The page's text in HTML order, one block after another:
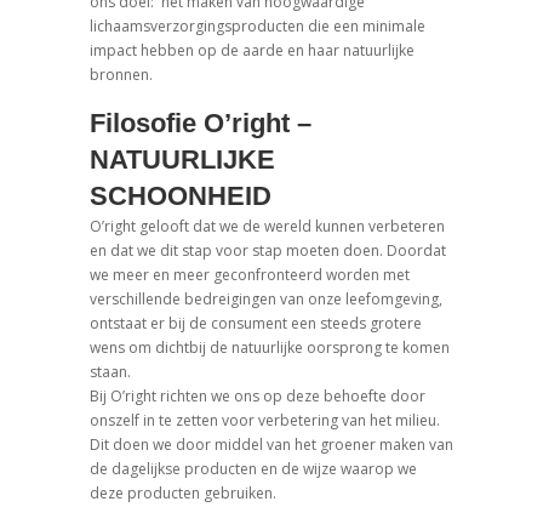
lichaamsverzorgingsproducten die een minimale
impact hebben op de aarde en haar natuurlijke
bronnen.
Filosofie O’right –
NATUURLIJKE
SCHOONHEID
O’right gelooft dat we de wereld kunnen verbeteren
en dat we dit stap voor stap moeten doen. Doordat
we meer en meer geconfronteerd worden met
verschillende bedreigingen van onze leefomgeving,
ontstaat er bij de consument een steeds grotere
wens om dichtbij de natuurlijke oorsprong te komen
staan.
Bij O’right richten we ons op deze behoefte door
onszelf in te zetten voor verbetering van het milieu.
Dit doen we door middel van het groener maken van
de dagelijkse producten en de wijze waarop we
deze producten gebruiken.